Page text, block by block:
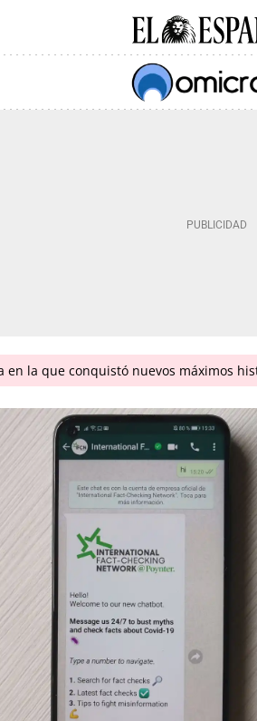
en la que conquistó nuevos máximos